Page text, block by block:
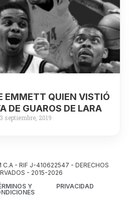
EMMETT QUIEN VISTIÓ
DE GUAROS DE LARA
septiembre, 2019
C.A - RIF J-410622547 - DERECHOS
- 2015-2026
Y
PRIVACIDAD